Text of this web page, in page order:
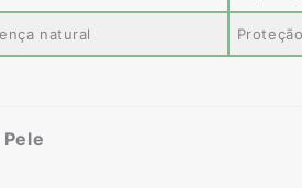
natural